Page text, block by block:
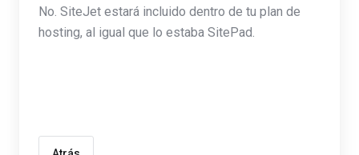
No. SiteJet estará incluido dentro de tu plan de
hosting, al igual que lo estaba SitePad.